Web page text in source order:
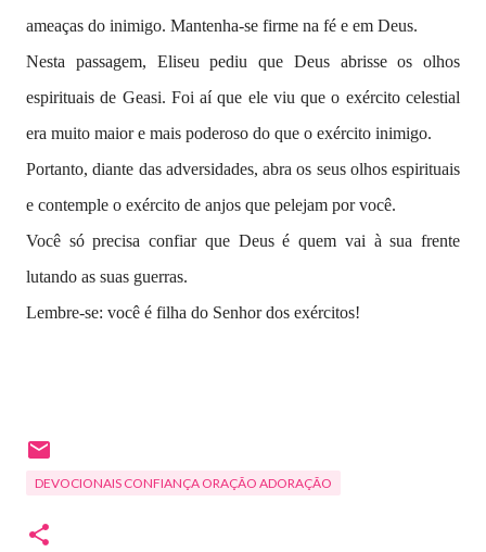
ameaças do inimigo. Mantenha-se firme na fé e em Deus.
Nesta passagem, Eliseu pediu que Deus abrisse os olhos
espirituais de Geasi. Foi aí que ele viu que o exército celestial
era muito maior e mais poderoso do que o exército inimigo.
Portanto, diante das adversidades, abra os seus olhos espirituais
e contemple o exército de anjos que pelejam por você.
Você só precisa confiar que Deus é quem vai à sua frente
lutando as suas guerras.
Lembre-se: você é filha do Senhor dos exércitos!
DEVOCIONAIS CONFIANÇA ORAÇÃO ADORAÇÃO